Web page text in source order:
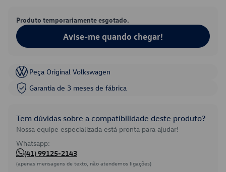
Produto temporariamente esgotado.
Avise-me quando chegar!
Peça Original Volkswagen
Garantia de 3 meses de fábrica
Tem dúvidas sobre a compatibilidade deste produto?
Nossa equipe especializada está pronta para ajudar!
Whatsapp:
(41) 99125-2143
(apenas mensagens de texto, não atendemos ligações)